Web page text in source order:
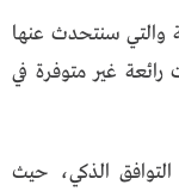
والتي سنتحدث عنها
غير متوفرة في
الذكي، حيث